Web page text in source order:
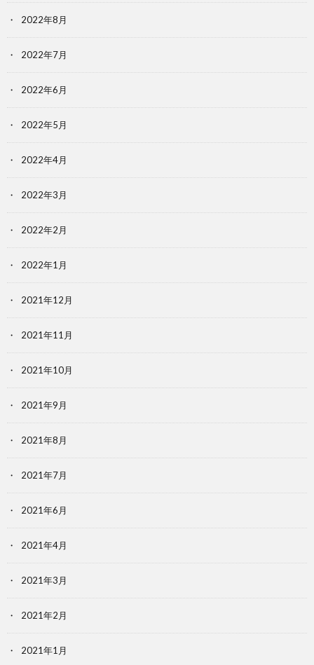
2022年8月
2022年7月
2022年6月
2022年5月
2022年4月
2022年3月
2022年2月
2022年1月
2021年12月
2021年11月
2021年10月
2021年9月
2021年8月
2021年7月
2021年6月
2021年4月
2021年3月
2021年2月
2021年1月